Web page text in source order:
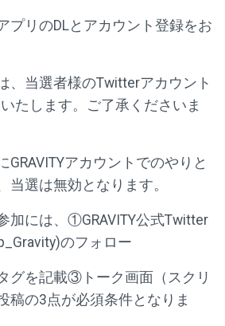
プリのDLとアカウント登録をお
、当選者様のTwitterアカウント
たします。ご了承くださいま
アカウントでのやりと
当選は無効となります。
加には、①GRAVITY公式Twitter
のフォロー
グを記載③トーク画面（スクリ
稿の3点が必須条件となりま